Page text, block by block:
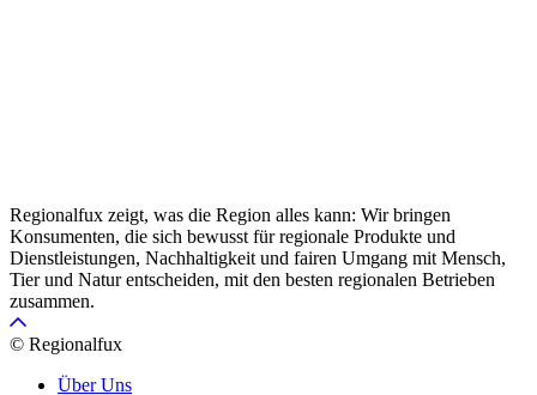
Regionalfux zeigt, was die Region alles kann: Wir bringen
Konsumenten, die sich bewusst für regionale Produkte und
Dienstleistungen, Nachhaltigkeit und fairen Umgang mit Mensch,
Tier und Natur entscheiden, mit den besten regionalen Betrieben
zusammen.
© Regionalfux
Über Uns